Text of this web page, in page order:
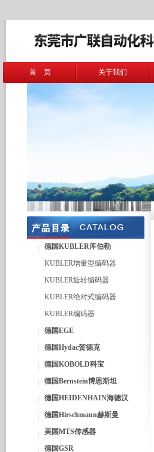
首 页 关于我们
德国KUBLER库伯勒
KUBLER增量型编码器
KUBLER旋转编码器
KUBLER绝对式编码器
KUBLER编码器
德国EGE
德国Hydac贺德克
德国KOBOLD科宝
德国Bernstein博恩斯坦
德国HEIDENHAIN海德汉
德国Hirschmann赫斯曼
美国MTS传感器
德国GSR